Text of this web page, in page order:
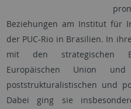
Beziehungen am Institut für
der PUC-Rio in Brasilien. In
mit den strategischen
Europäischen Union
poststrukturalistischen und
Dabei ging sie